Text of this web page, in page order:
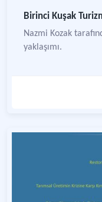
Birinci Kuşak
Nazmi Kozak
yaklaşımı.